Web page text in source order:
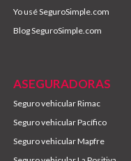
Yo usé SeguroSimple.com
Blog SeguroSimple.com
ASEGURADORAS
Seguro vehicular Rimac
Seguro vehicular Pacífico
Seguro vehicular Mapfre